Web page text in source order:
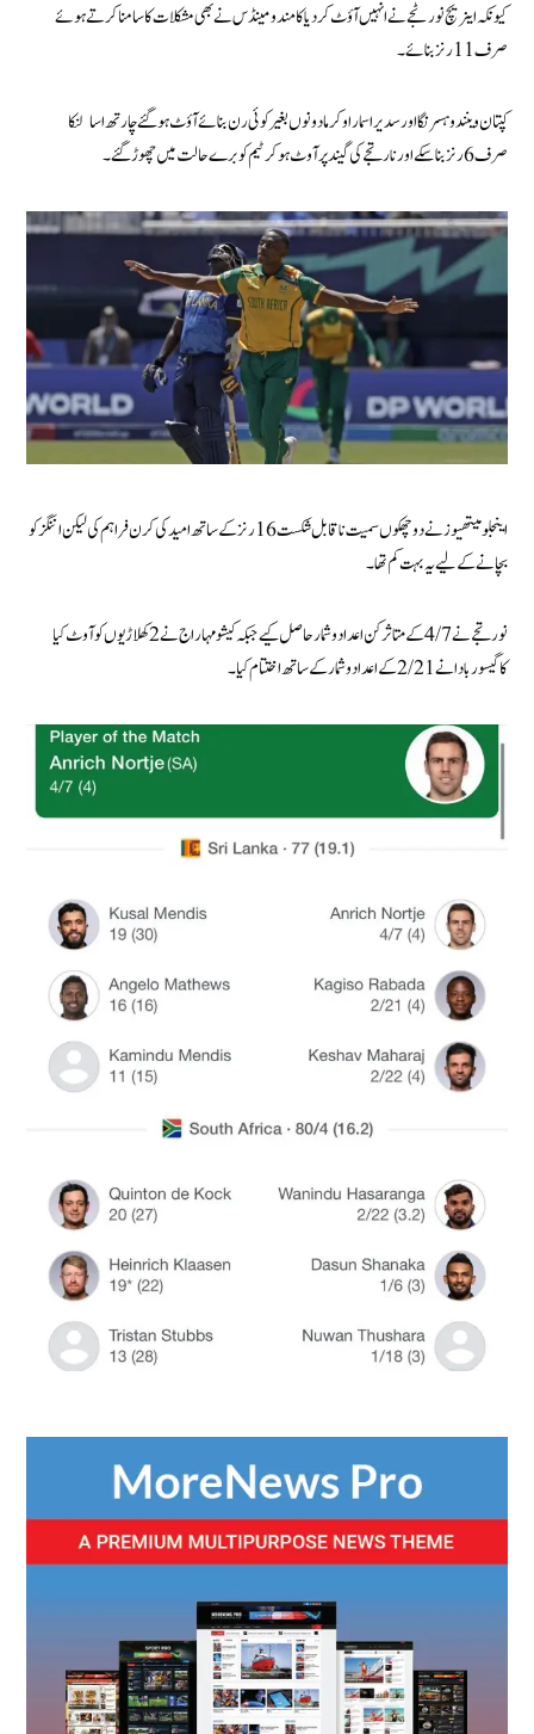
کیونکہ اینریچ نورٹجے نے انہیں آؤٹ کر دیا کامندو مینڈس نے بھی مشکلات کا سامنا کرتے ہوئے
صرف 11 رنز بنائے۔
کپتان وینندو ہسرنگا اور سدیرا سمارا وکرما دونوں بغیر کوئی رن بنائے آؤٹ ہوگئے چارتھ اسالنکا
صرف 6 رنز بنا سکے اور نارتجے کی گیند پر آوٹ ہو کر ٹیم کو برے حالت میں چھوڑ گئے۔
اینجلو میتھیوز نے دو چھکوں سمیت ناقابل شکست 16 رنز کے ساتھ امید کی کرن فراہم کی لیکن اننگز کو
بچانے کے لیے یہ بہت کم تھا۔
نورتجے نے 4/7 کے متاثر کن اعداد و شمار حاصل کیے جبکہ کیشو مہاراج نے 2 کھلاڑیوں کو آوٹ کیا
کاگیسو ربادا نے 2/21 کے اعداد و شمار کے ساتھ اختتام کیا۔